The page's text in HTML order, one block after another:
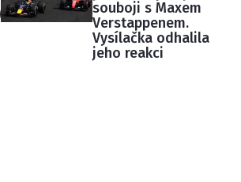
souboji s Maxem
Verstappenem.
Vysílačka odhalila
jeho reakci